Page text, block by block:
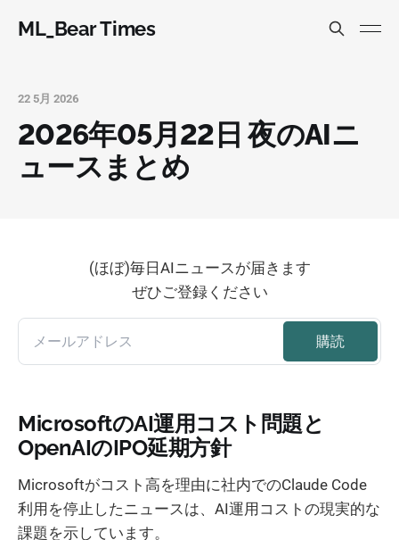
ML_Bear Times
22 5月 2026
2026年05月22日 夜のAIニ
ュースまとめ
(ほぼ)毎日AIニュースが届きます
ぜひご登録ください
MicrosoftのAI運用コスト問題と
OpenAIのIPO延期方針
Microsoftがコスト高を理由に社内でのClaude Code
利用を停止したニュースは、AI運用コストの現実的な
課題を示しています。